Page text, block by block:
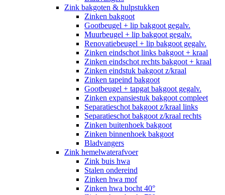
Zink bakgoten & hulpstukken
Zinken bakgoot
Gootbeugel + lip bakgoot gegalv.
Muurbeugel + lip bakgoot gegalv.
Renovatiebeugel + lip bakgoot gegalv.
Zinken eindschot links bakgoot + kraal
Zinken eindschot rechts bakgoot + kraal
Zinken eindstuk bakgoot z/kraal
Zinken tapeind bakgoot
Gootbeugel + tapgat bakgoot gegalv.
Zinken expansiestuk bakgoot compleet
Separatieschot bakgoot z/kraal links
Separatieschot bakgoot z/kraal rechts
Zinken buitenhoek bakgoot
Zinken binnenhoek bakgoot
Bladvangers
Zink hemelwaterafvoer
Zink buis hwa
Stalen ondereind
Zinken hwa mof
Zinken hwa bocht 40°